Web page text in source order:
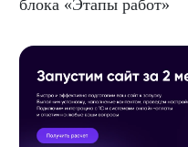
блока «Этапы работ»